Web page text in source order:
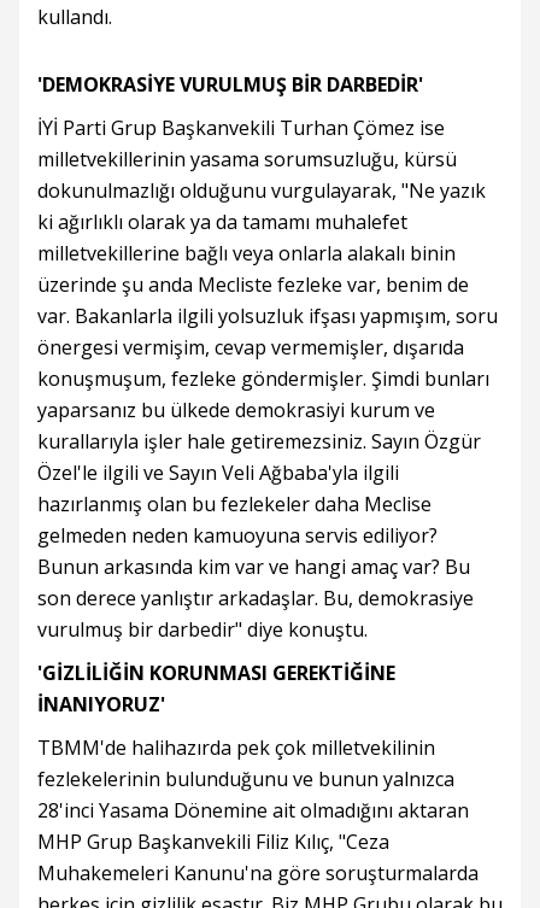
kullandı.
'DEMOKRASİYE VURULMUŞ BİR DARBEDİR'
İYİ Parti Grup Başkanvekili Turhan Çömez ise
milletvekillerinin yasama sorumsuzluğu, kürsü
dokunulmazlığı olduğunu vurgulayarak, "Ne yazık
ki ağırlıklı olarak ya da tamamı muhalefet
milletvekillerine bağlı veya onlarla alakalı binin
üzerinde şu anda Mecliste fezleke var, benim de
var. Bakanlarla ilgili yolsuzluk ifşası yapmışım, soru
önergesi vermişim, cevap vermemişler, dışarıda
konuşmuşum, fezleke göndermişler. Şimdi bunları
yaparsanız bu ülkede demokrasiyi kurum ve
kurallarıyla işler hale getiremezsiniz. Sayın Özgür
Özel'le ilgili ve Sayın Veli Ağbaba'yla ilgili
hazırlanmış olan bu fezlekeler daha Meclise
gelmeden neden kamuoyuna servis ediliyor?
Bunun arkasında kim var ve hangi amaç var? Bu
son derece yanlıştır arkadaşlar. Bu, demokrasiye
vurulmuş bir darbedir" diye konuştu.
'GİZLİLİĞİN KORUNMASI GEREKTİĞİNE
İNANIYORUZ'
TBMM'de halihazırda pek çok milletvekilinin
fezlekelerinin bulunduğunu ve bunun yalnızca
28'inci Yasama Dönemine ait olmadığını aktaran
MHP Grup Başkanvekili Filiz Kılıç, "Ceza
Muhakemeleri Kanunu'na göre soruşturmalarda